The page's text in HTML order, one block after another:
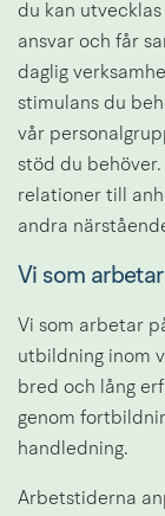
du kan
ansvar och får
daglig
stimulans du
vår
stöd du
relationer till
andra
Vi som
Vi som arbetar
utbildning inom
bred och lång
genom
handledning.
Arbetstiderna